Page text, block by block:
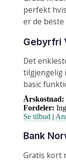
perfekt
er de
Gebyrfri
Det
tilgjengelig
basic
Årskostnad:
Fordeler:
Se tilbud |
Bank
Gratis kort